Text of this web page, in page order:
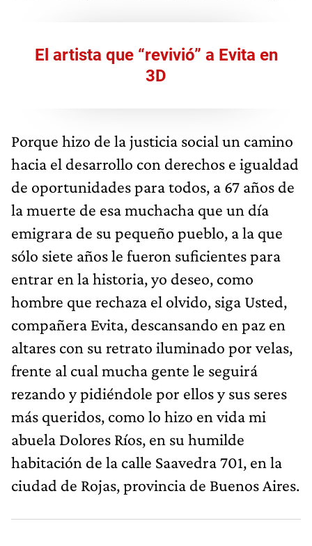
El artista que “revivió” a Evita en
3D
Porque hizo de la justicia social un camino
hacia el desarrollo con derechos e igualdad
de oportunidades para todos, a 67 años de
la muerte de esa muchacha que un día
emigrara de su pequeño pueblo, a la que
sólo siete años le fueron suficientes para
entrar en la historia, yo deseo, como
hombre que rechaza el olvido, siga Usted,
compañera Evita, descansando en paz en
altares con su retrato iluminado por velas,
frente al cual mucha gente le seguirá
rezando y pidiéndole por ellos y sus seres
más queridos, como lo hizo en vida mi
abuela Dolores Ríos, en su humilde
habitación de la calle Saavedra 701, en la
ciudad de Rojas, provincia de Buenos Aires.